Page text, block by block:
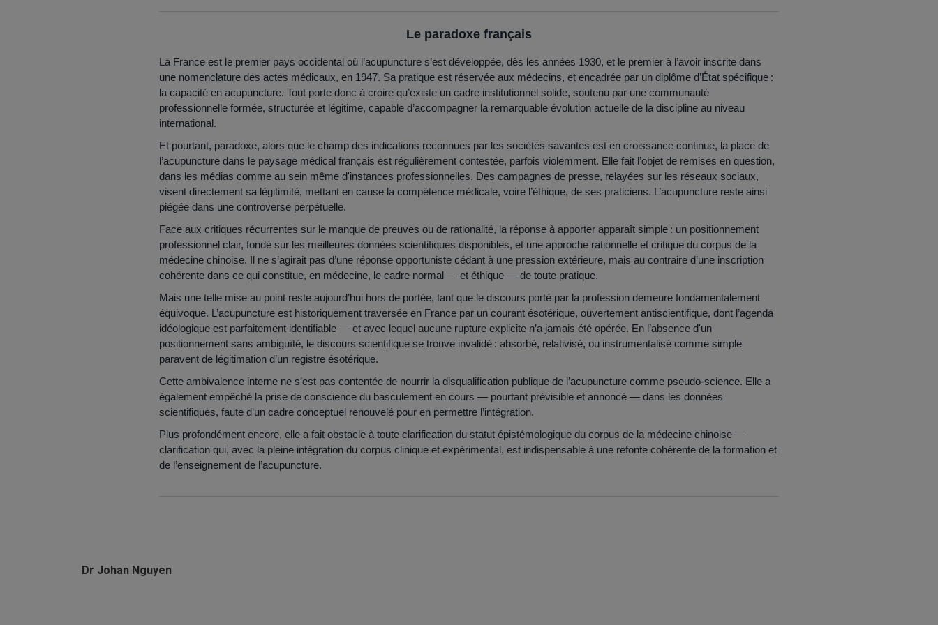
Le paradoxe français
La France est le premier pays occidental où l’acupuncture s’est développée, dès les années 1930, et le premier à l’avoir inscrite dans
une nomenclature des actes médicaux, en 1947. Sa pratique est réservée aux médecins, et encadrée par un diplôme d’État spécifique :
la capacité en acupuncture. Tout porte donc à croire qu’existe un cadre institutionnel solide, soutenu par une communauté
professionnelle formée, structurée et légitime, capable d’accompagner la remarquable évolution actuelle de la discipline au niveau
international.
Et pourtant, paradoxe, alors que le champ des indications reconnues par les sociétés savantes est en croissance continue, la place de
l’acupuncture dans le paysage médical français est régulièrement contestée, parfois violemment. Elle fait l’objet de remises en question,
dans les médias comme au sein même d'instances professionnelles. Des campagnes de presse, relayées sur les réseaux sociaux,
visent directement sa légitimité, mettant en cause la compétence médicale, voire l’éthique, de ses praticiens. L’acupuncture reste ainsi
piégée dans une controverse perpétuelle.
Face aux critiques récurrentes sur le manque de preuves ou de rationalité, la réponse à apporter apparaît simple : un positionnement
professionnel clair, fondé sur les meilleures données scientifiques disponibles, et une approche rationnelle et critique du corpus de la
médecine chinoise. Il ne s’agirait pas d’une réponse opportuniste cédant à une pression extérieure, mais au contraire d’une inscription
cohérente dans ce qui constitue, en médecine, le cadre normal — et éthique — de toute pratique.
Mais une telle mise au point reste aujourd’hui hors de portée, tant que le discours porté par la profession demeure fondamentalement
équivoque. L’acupuncture est historiquement traversée en France par un courant ésotérique, ouvertement antiscientifique, dont l’agenda
idéologique est parfaitement identifiable — et avec lequel aucune rupture explicite n’a jamais été opérée. En l’absence d'un
positionnement sans ambiguïté, le discours scientifique se trouve invalidé : absorbé, relativisé, ou instrumentalisé comme simple
paravent de légitimation d’un registre ésotérique.
Cette ambivalence interne ne s’est pas contentée de nourrir la disqualification publique de l’acupuncture comme pseudo‑science. Elle a
également empêché la prise de conscience du basculement en cours — pourtant prévisible et annoncé — dans les données
scientifiques, faute d’un cadre conceptuel renouvelé pour en permettre l’intégration.
Plus profondément encore, elle a fait obstacle à toute clarification du statut épistémologique du corpus de la médecine chinoise —
clarification qui, avec la pleine intégration du corpus clinique et expérimental, est indispensable à une refonte cohérente de la formation et
de l’enseignement de l’acupuncture.
Dr Johan Nguyen